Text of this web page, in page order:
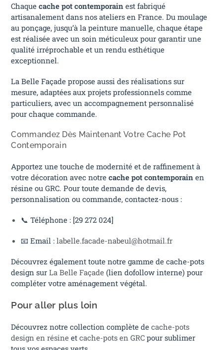
Chaquecache pot contemporain est fabriqué
artisanalement dans nos ateliers en France. Du moulage
au ponçage, jusqu’à la peinture manuelle, chaque étape
est réalisée avec un soin méticuleux pour garantir une
qualité irréprochable et un rendu esthétique
exceptionnel.
La Belle Façade propose aussi des réalisations sur
mesure, adaptées aux projets professionnels comme
particuliers, avec un accompagnement personnalisé
pour chaque commande.
Commandez Dès Maintenant Votre Cache Pot
Contemporain
Apportez une touche de modernité et de raffinement à
votre décoration avec notrecache pot contemporain en
résine ou GRC. Pour toute demande de devis,
personnalisation ou commande, contactez-nous :
📞 Téléphone : [29 272 024]
📧 Email :labelle.facade-nabeul@hotmail.fr
Découvrez également toute notre gamme de cache-pots
design surLa Belle Façade (lien dofollow interne) pour
compléter votre aménagement végétal.
Pour aller plus loin
Découvrez notre collection complète decache-pots
design en résine etcache-pots en GRC pour sublimer